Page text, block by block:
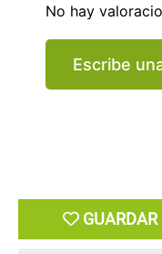
No hay
Escribe